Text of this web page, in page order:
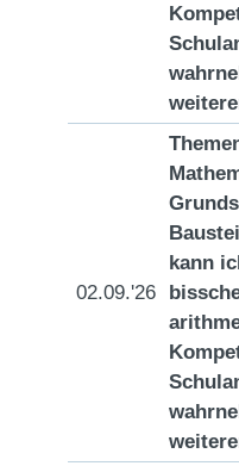
02.09.'26
kann